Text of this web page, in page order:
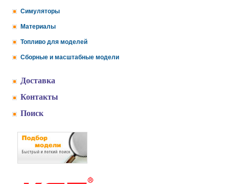
Симуляторы
Материалы
Топливо для моделей
Сборные и масштабные модели
Доставка
Контакты
Поиск